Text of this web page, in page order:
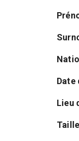
Date
Lieu